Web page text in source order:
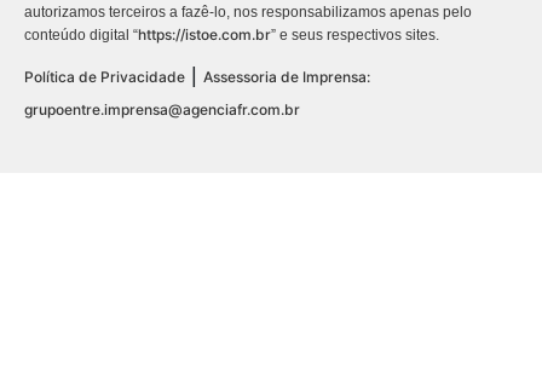
autorizamos terceiros a fazê-lo, nos responsabilizamos apenas pelo
conteúdo digital “https://istoe.com.br” e seus respectivos sites.
Política de Privacidade | Assessoria de Imprensa:
grupoentre.imprensa@agenciafr.com.br